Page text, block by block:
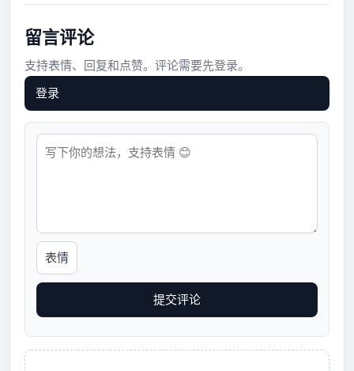
留言评论
支持表情、回复和点赞。评论需要先登录。
登录
表情
提交评论